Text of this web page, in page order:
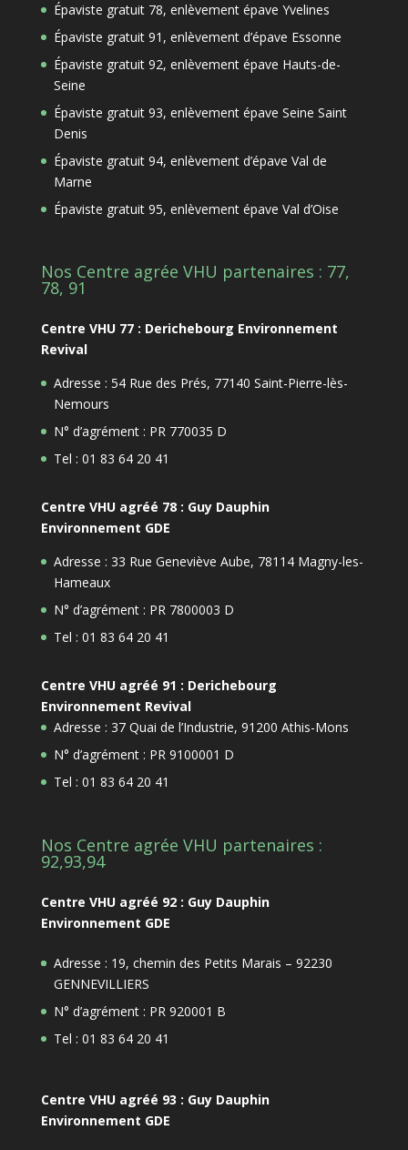
Épaviste gratuit 78, enlèvement épave Yvelines
Épaviste gratuit 91, enlèvement d’épave Essonne
Épaviste gratuit 92, enlèvement épave Hauts-de-
Seine
Épaviste gratuit 93, enlèvement épave Seine Saint
Denis
Épaviste gratuit 94, enlèvement d’épave Val de
Marne
Épaviste gratuit 95, enlèvement épave Val d’Oise
Nos Centre agrée VHU partenaires : 77,
78, 91
Centre VHU 77 : Derichebourg Environnement
Revival
Adresse : 54 Rue des Prés, 77140 Saint-Pierre-lès-
Nemours
N° d’agrément : PR 770035 D
Tel : 01 83 64 20 41
Centre VHU agréé 78 : Guy Dauphin
Environnement GDE
Adresse : 33 Rue Geneviève Aube, 78114 Magny-les-
Hameaux
N° d’agrément : PR 7800003 D
Tel : 01 83 64 20 41
Centre VHU agréé 91 : Derichebourg
Environnement Revival
Adresse : 37 Quai de l’Industrie, 91200 Athis-Mons
N° d’agrément : PR 9100001 D
Tel : 01 83 64 20 41
Nos Centre agrée VHU partenaires :
92,93,94
Centre VHU agréé 92 : Guy Dauphin
Environnement GDE
Adresse : 19, chemin des Petits Marais – 92230
GENNEVILLIERS
N° d’agrément : PR 920001 B
Tel : 01 83 64 20 41
Centre VHU agréé 93 : Guy Dauphin
Environnement GDE